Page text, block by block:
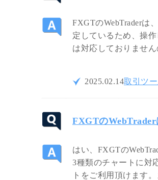
FXGTのWebTraderは
定しているため、操
は対応しておりませ
2025.02.14取引ツ
FXGTのWebTrader
はい、FXGTの
3種類のチャートに対
トをご利用頂けます